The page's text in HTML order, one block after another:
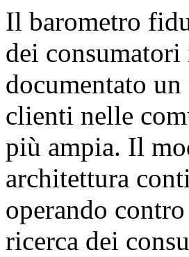
Il barometro
dei
documentato
clienti nelle
più ampia. Il
architettura
operando
ricerca dei